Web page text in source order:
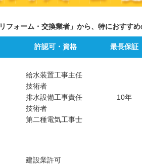
ォーム・交換業者」から、特におすすめ
許認可・資格 最長保証
給水装置工事主任
技術者
排水設備工事責任
技術者
第二種電気工事士
10年
建設業許可